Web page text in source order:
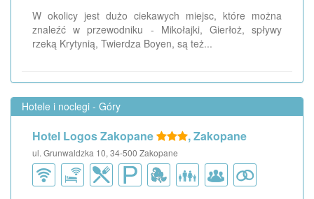
W okolicy jest dużo ciekawych miejsc, które można
znaleźć w przewodniku - Mikołajki, Gierłoż, spływy
rzeką Krytynią, Twierdza Boyen, są też...
Hotele i noclegi - Góry
Hotel Logos Zakopane , Zakopane
ul. Grunwaldzka 10, 34-500 Zakopane